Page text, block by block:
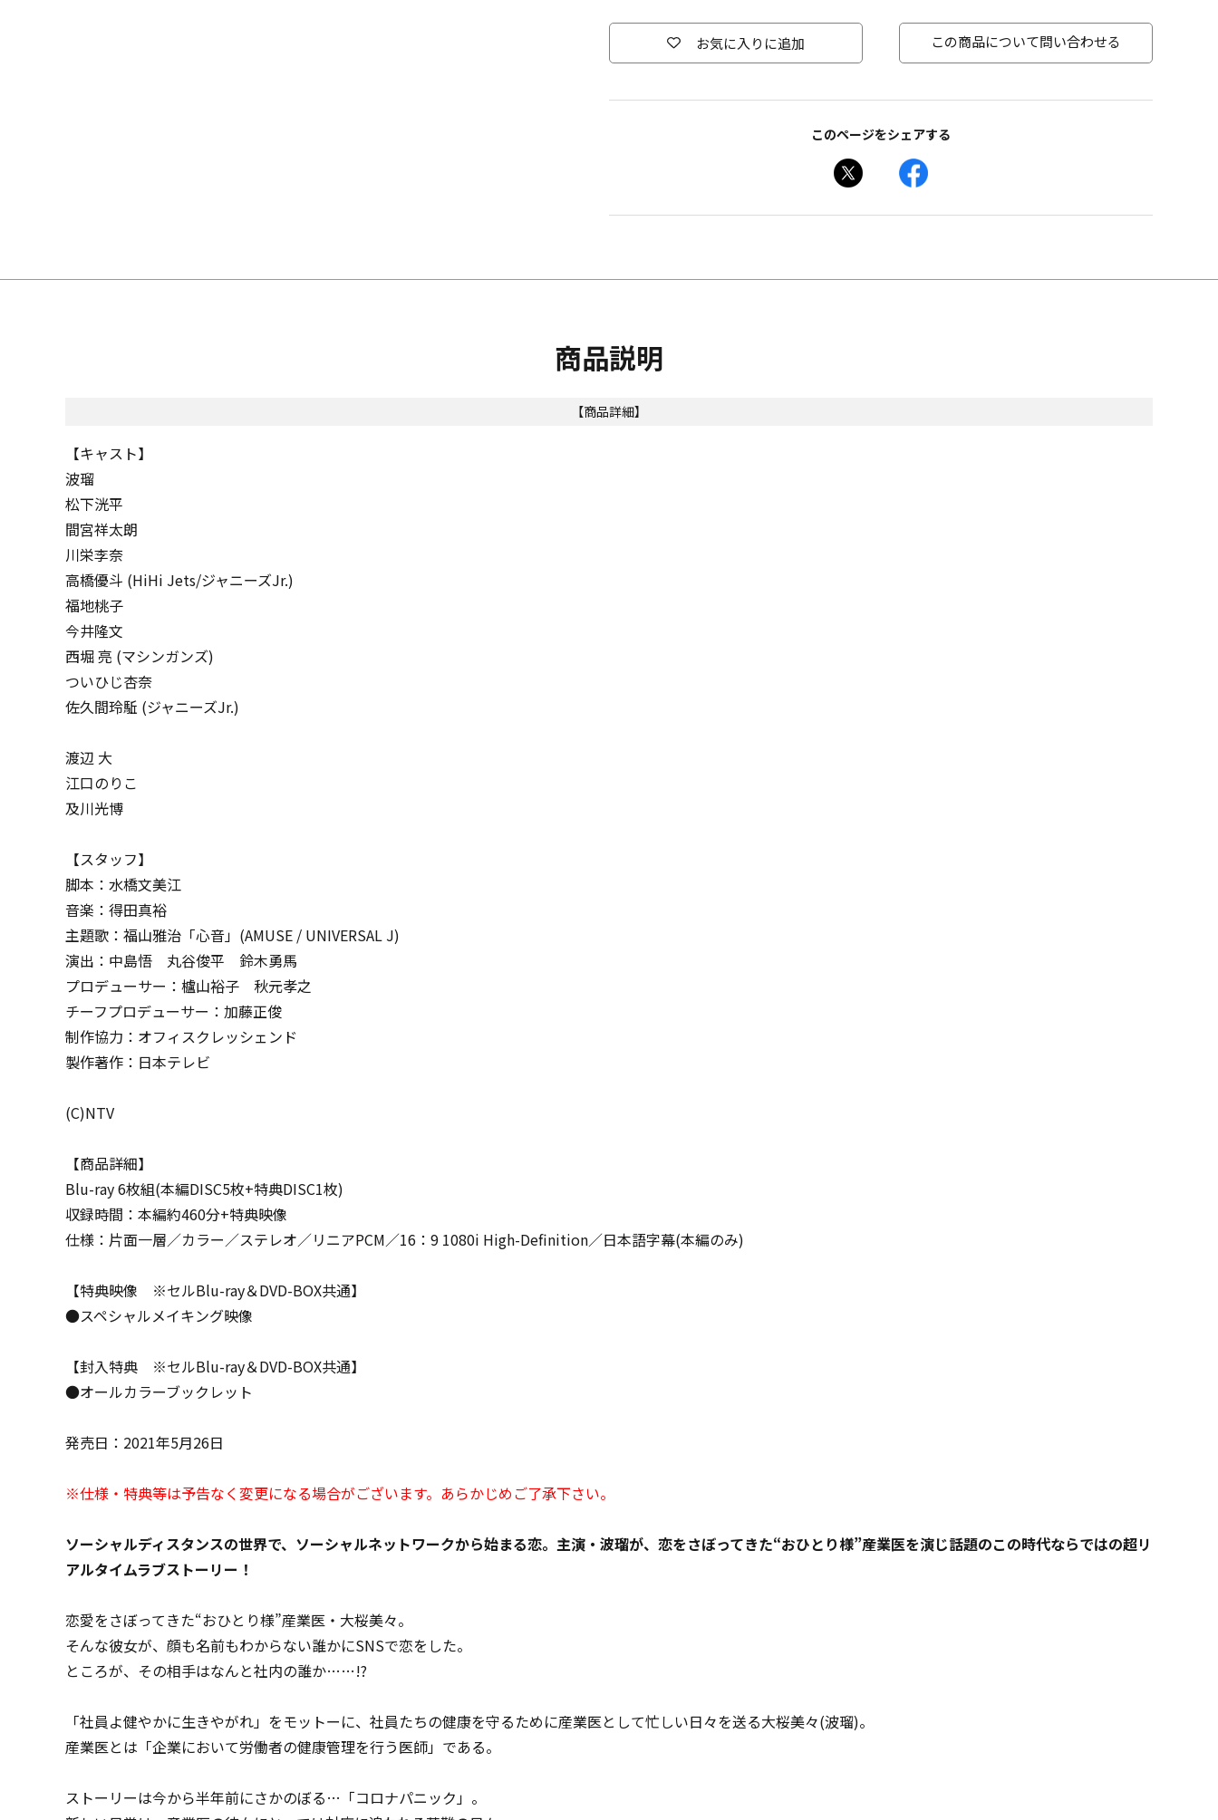
お気に入りに追加 この商品について問い合わせる
このページをシェアする
商品説明
【商品詳細】
【キャスト】
波瑠
松下洸平
間宮祥太朗
川栄李奈
高橋優斗 (HiHi Jets/ジャニーズJr.)
福地桃子
今井隆文
西堀 亮 (マシンガンズ)
ついひじ杏奈
佐久間玲駈 (ジャニーズJr.)
渡辺 大
江口のりこ
及川光博
【スタッフ】
脚本：水橋文美江
音楽：得田真裕
主題歌：福山雅治「心音」(AMUSE / UNIVERSAL J)
演出：中島悟 丸谷俊平 鈴木勇馬
プロデューサー：櫨山裕子 秋元孝之
チーフプロデューサー：加藤正俊
制作協力：オフィスクレッシェンド
製作著作：日本テレビ
(C)NTV
【商品詳細】
Blu-ray 6枚組(本編DISC5枚+特典DISC1枚)
収録時間：本編約460分+特典映像
仕様：片面一層／カラー／ステレオ／リニアPCM／16：9 1080i High-Definition／日本語字幕(本編のみ)
【特典映像 ※セルBlu-ray＆DVD-BOX共通】
●スペシャルメイキング映像
【封入特典 ※セルBlu-ray＆DVD-BOX共通】
●オールカラーブックレット
発売日：2021年5月26日
※仕様・特典等は予告なく変更になる場合がございます。あらかじめご了承下さい。
ソーシャルディスタンスの世界で、ソーシャルネットワークから始まる恋。主演・波瑠が、恋をさぼってきた“おひとり様”産業医を演じ話題のこの時代ならではの超リ
アルタイムラブストーリー！
恋愛をさぼってきた“おひとり様”産業医・大桜美々。
そんな彼女が、顔も名前もわからない誰かにSNSで恋をした。
ところが、その相手はなんと社内の誰か……!?
「社員よ健やかに生きやがれ」をモットーに、社員たちの健康を守るために産業医として忙しい日々を送る大桜美々(波瑠)。
産業医とは「企業において労働者の健康管理を行う医師」である。
ストーリーは今から半年前にさかのぼる…「コロナパニック」。